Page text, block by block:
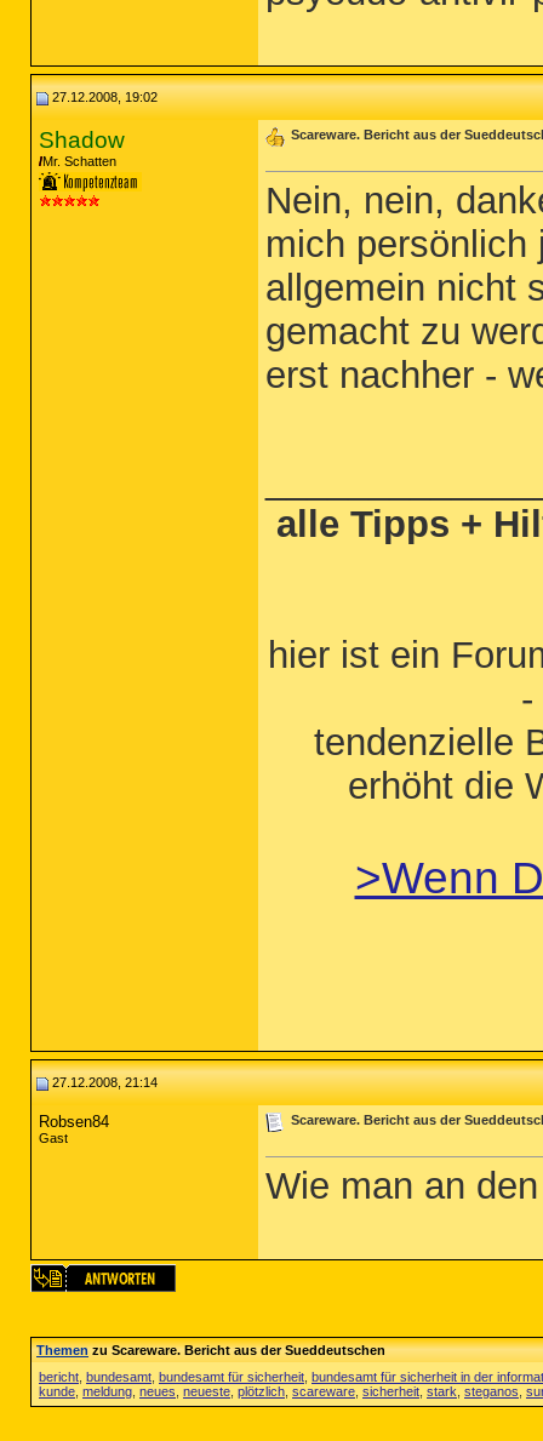
27.12.2008, 19:02
Shadow
Mr. Schatten
Scareware. Bericht aus der
Nein, nein,
mich
allgemein nicht
gemacht zu
erst nachher -
alle Tipps +
hier ist ein
-
tendenzielle
erhöht die
>Wenn
27.12.2008, 21:14
Robsen84
Gast
Scareware. Bericht aus der
Wie man an
Themenzu Scareware. Bericht aus der Sueddeutschen
bericht bundesamt bundesamt für sicherheit bundesamt für sicherheit in der
kunde meldung neues neueste plötzlich scareware sicherheit stark steganos